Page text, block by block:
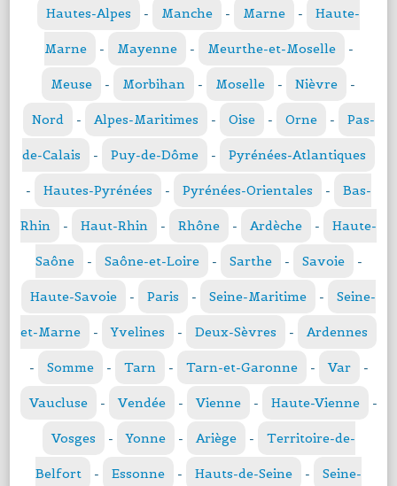
Hautes-Alpes - Manche - Marne - Haute-
Marne - Mayenne - Meurthe-et-Moselle -
Meuse - Morbihan - Moselle - Nièvre -
Nord - Alpes-Maritimes - Oise - Orne - Pas-
de-Calais - Puy-de-Dôme - Pyrénées-Atlantiques
- Hautes-Pyrénées - Pyrénées-Orientales - Bas-
Rhin - Haut-Rhin - Rhône - Ardèche - Haute-
Saône - Saône-et-Loire - Sarthe - Savoie -
Haute-Savoie - Paris - Seine-Maritime - Seine-
et-Marne - Yvelines - Deux-Sèvres - Ardennes
- Somme - Tarn - Tarn-et-Garonne - Var -
Vaucluse - Vendée - Vienne - Haute-Vienne -
Vosges - Yonne - Ariège - Territoire-de-
Belfort - Essonne - Hauts-de-Seine - Seine-